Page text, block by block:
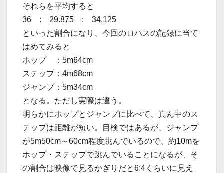
それらを平均すると
36 : 29.875 : 34.125
といった割合になり、今回のロハスの記録に当て
はめてみると
ホップ ：5m64cm
ステップ：4m68cm
ジャンプ：5m34cm
となる。ただし実際は違う。
明らかにホップとジャンプに比べて、真ん中のス
テップは距離が短い。目検ではあるが、ジャンプ
が5m50cm～60cm程度跳んでいるので、約10mを
ホップ・ステップで跳んでいることになるが、そ
の割合は映像で見るかぎりだと6:4くらいに見え